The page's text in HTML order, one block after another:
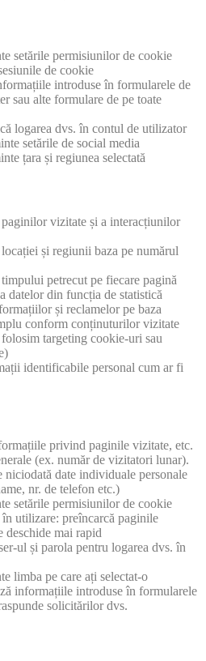
setările permisiunilor de cookie
de cookie
introduse în formularele de
sau alte formulare de pe toate
logarea dvs. în contul de utilizator
setările de social media
țara și regiunea selectată
vizitate și a interacțiunilor
și regiunii baza pe numărul
petrecut pe fiecare pagină
datelor din funcția de statistică
și reclamelor pe baza
conform conținuturilor vizitate
targeting cookie-uri sau
identificabile personal cum ar fi
privind paginile vizitate, etc.
(ex. număr de vizitatori lunar).
niciodată date individuale personale
nr. de telefon etc.)
setările permisiunilor de cookie
utilizare: preîncarcă paginile
deschide mai rapid
ul și parola pentru logarea dvs. în
limba pe care ați selectat-o
informațiile introduse în formularele
solicitărilor dvs.